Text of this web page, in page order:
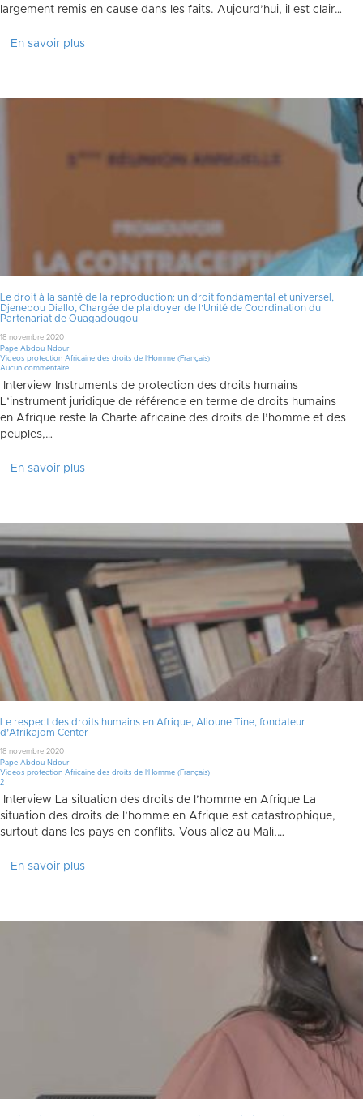
largement remis en cause dans les faits. Aujourd’hui, il est clair…
En savoir plus
Le droit à la santé de la reproduction: un droit fondamental et universel,
Djenebou Diallo, Chargée de plaidoyer de l’Unité de Coordination du
Partenariat de Ouagadougou
18 novembre 2020
Pape Abdou Ndour
Videos protection Africaine des droits de l'Homme (Français)
Aucun commentaire
Interview Instruments de protection des droits humains
L’instrument juridique de référence en terme de droits humains
en Afrique reste la Charte africaine des droits de l’homme et des
peuples,…
En savoir plus
Le respect des droits humains en Afrique, Alioune Tine, fondateur
d’Afrikajom Center
18 novembre 2020
Pape Abdou Ndour
Videos protection Africaine des droits de l'Homme (Français)
2Commentaires
Interview La situation des droits de l’homme en Afrique La
situation des droits de l’homme en Afrique est catastrophique,
surtout dans les pays en conflits. Vous allez au Mali,…
En savoir plus